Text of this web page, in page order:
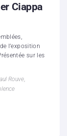
Ciappa
l’exposition
sur les
Rouve,